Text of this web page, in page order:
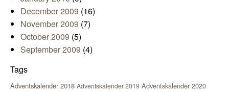
December 2009 (16)
November 2009 (7)
October 2009 (5)
September 2009 (4)
Tags
Adventskalender 2018 Adventskalender 2019 Adventskalender 2020